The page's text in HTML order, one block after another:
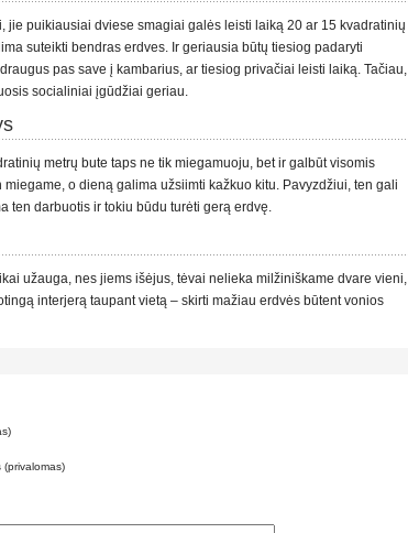
jie puikiausiai dviese smagiai galės leisti laiką 20 ar 15 kvadratinių
suteikti bendras erdves. Ir geriausia būtų tiesiog padaryti
pas save į kambarius, ar tiesiog privačiai leisti laiką. Tačiau,
socialiniai įgūdžiai geriau.
metrų bute taps ne tik miegamuoju, bet ir galbūt visomis
o dieną galima užsiimti kažkuo kitu. Pavyzdžiui, ten gali
ten darbuotis ir tokiu būdu turėti gerą erdvę.
užauga, nes jiems išėjus, tėvai nelieka milžiniškame dvare vieni,
interjerą taupant vietą – skirti mažiau erdvės būtent vonios